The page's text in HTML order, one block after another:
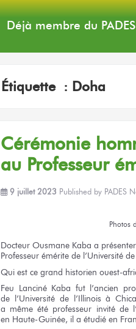
Déjà membre du PADES
Étiquette : Doha
Cérémonie
au Professeur
9 juillet 2023 Published by PADES
Photos
Docteur Ousmane Kaba a présenter
Professeur émérite de l’Université
Qui est ce grand historien ouest-
Feu Lanciné Kaba fut l’ancien
de l’Université de l’Illinois à
a même été professeur invité de
en Haute-Guinée, il a étudié en